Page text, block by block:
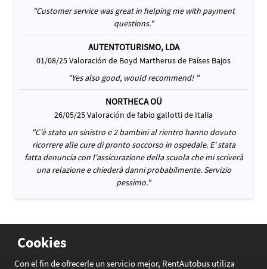
Cookies
Con el fin de ofrecerle un servicio mejor, RentAutobus utiliza
"Customer service was great in helping me with payment
questions."
AUTENTOTURISMO, LDA
01/08/25 Valoración de Boyd Martherus de Países Bajos
"Yes also good, would recommend! "
NORTHECA OÜ
26/05/25 Valoración de fabio gallotti de Italia
"C'è stato un sinistro e 2 bambini al rientro hanno dovuto
ricorrere alle cure di pronto soccorso in ospedale. E' stata
fatta denuncia con l'assicurazione della scuola che mi scriverà
una relazione e chiederà danni probabilmente. Servizio
pessimo."